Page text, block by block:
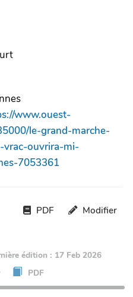
www.ouest-
le-grand-marche-
vrac-ouvrira-mi-
7053361
PDF Modifier
édition : 17 Feb 2026
PDF